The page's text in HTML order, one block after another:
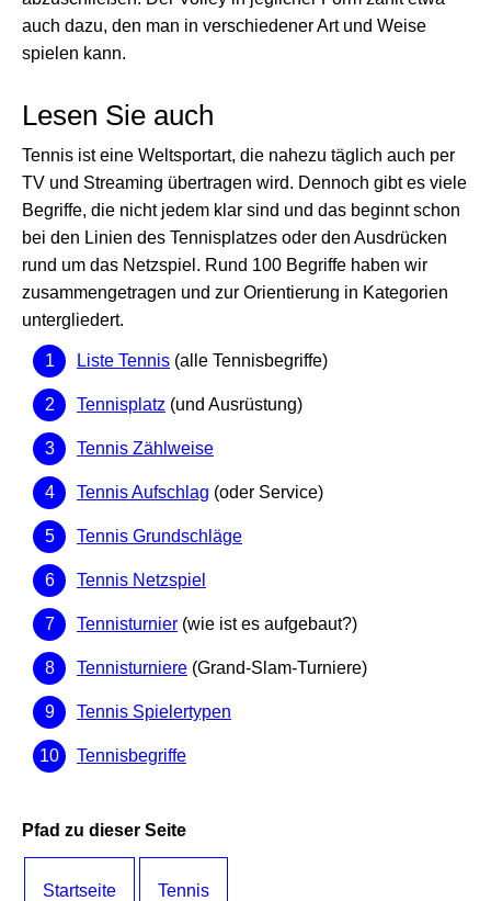
auch dazu, den man in verschiedener Art und Weise
spielen kann.
Lesen Sie auch
Tennis ist eine Weltsportart, die nahezu täglich auch per
TV und Streaming übertragen wird. Dennoch gibt es viele
Begriffe, die nicht jedem klar sind und das beginnt schon
bei den Linien des Tennisplatzes oder den Ausdrücken
rund um das Netzspiel. Rund 100 Begriffe haben wir
zusammengetragen und zur Orientierung in Kategorien
untergliedert.
Liste Tennis (alle Tennisbegriffe)
Tennisplatz (und Ausrüstung)
Tennis Zählweise
Tennis Aufschlag (oder Service)
Tennis Grundschläge
Tennis Netzspiel
Tennisturnier (wie ist es aufgebaut?)
Tennisturniere (Grand-Slam-Turniere)
Tennis Spielertypen
Tennisbegriffe
Pfad zu dieser Seite
Startseite Tennis